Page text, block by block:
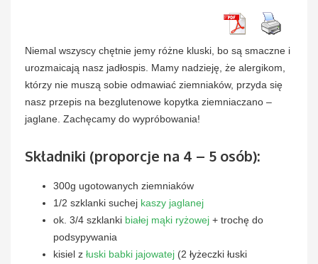
Niemal wszyscy chętnie jemy różne kluski, bo są smaczne i
urozmaicają nasz jadłospis. Mamy nadzieję, że alergikom,
którzy nie muszą sobie odmawiać ziemniaków, przyda się
nasz przepis na bezglutenowe kopytka ziemniaczano –
jaglane. Zachęcamy do wypróbowania!
Składniki (proporcje na 4 – 5 osób):
300g ugotowanych ziemniaków
1/2 szklanki suchej kaszy jaglanej
ok. 3/4 szklanki białej mąki ryżowej + trochę do
podsypywania
kisiel z łuski babki jajowatej (2 łyżeczki łuski